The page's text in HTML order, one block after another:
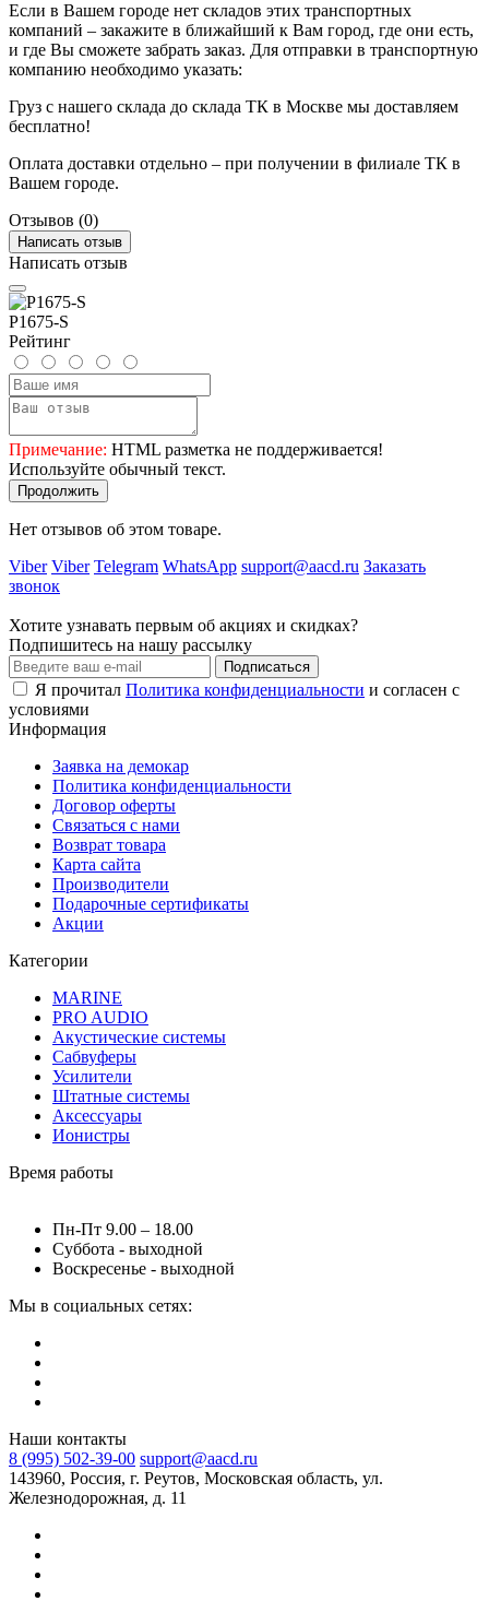
Если в Вашем городе нет складов этих транспортных
компаний – закажите в ближайший к Вам город, где они есть,
и где Вы сможете забрать заказ. Для отправки в транспортную
компанию необходимо указать:
Груз с нашего склада до склада ТК в Москве мы доставляем
бесплатно!
Оплата доставки отдельно – при получении в филиале ТК в
Вашем городе.
Отзывов (0)
Написать отзыв
Написать отзыв
P1675-S
Рейтинг
Примечание: HTML разметка не поддерживается!
Используйте обычный текст.
Продолжить
Нет отзывов об этом товаре.
Viber Viber Telegram WhatsApp support@aacd.ru Заказать
звонок
Хотите узнавать первым об акциях и скидках?
Подпишитесь на нашу рассылку
Подписаться
Я прочитал Политика конфиденциальности и согласен с
условиями
Информация
Заявка на демокар
Политика конфиденциальности
Договор оферты
Связаться с нами
Возврат товара
Карта сайта
Производители
Подарочные сертификаты
Акции
Категории
MARINE
PRO AUDIO
Акустические системы
Сабвуферы
Усилители
Штатные системы
Аксессуары
Ионистры
Время работы
Пн-Пт 9.00 – 18.00
Суббота - выходной
Воскресенье - выходной
Мы в социальных сетях:
Наши контакты
8 (995) 502-39-00 support@aacd.ru
143960, Россия, г. Реутов, Московская область, ул.
Железнодорожная, д. 11